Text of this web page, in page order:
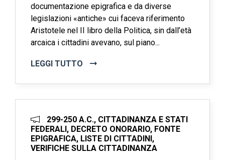
documentazione epigrafica e da diverse
legislazioni «antiche» cui faceva riferimento
Aristotele nel II libro della Politica, sin dall’età
arcaica i cittadini avevano, sul piano...
LEGGI TUTTO
299-250 A.C., CITTADINANZA E STATI
FEDERALI, DECRETO ONORARIO, FONTE
EPIGRAFICA, LISTE DI CITTADINI,
VERIFICHE SULLA CITTADINANZA